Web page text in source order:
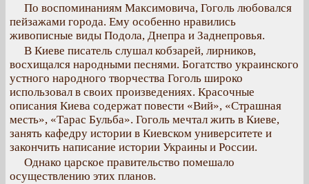
По воспоминаниям Максимовича, Гоголь любовался
пейзажами города. Ему особенно нравились
живописные виды Подола, Днепра и Заднепровья.
В Киеве писатель слушал кобзарей, лирников,
восхищался народными песнями. Богатство украинского
устного народного творчества Гоголь широко
использовал в своих произведениях. Красочные
описания Киева содержат повести «Вий», «Страшная
месть», «Тарас Бульба». Гоголь мечтал жить в Киеве,
занять кафедру истории в Киевском университете и
закончить написание истории Украины и России.
Однако царское правительство помешало
осуществлению этих планов.